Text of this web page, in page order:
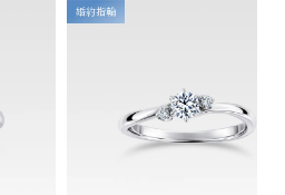
婚約指輪